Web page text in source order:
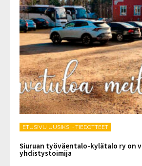
ETUSIVU UUSIKSI • TIEDOTTEET
Siuruan työväentalo-kylätalo ry on
yhdistystoimija